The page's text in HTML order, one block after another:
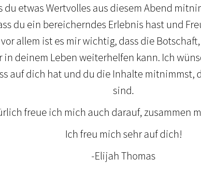
du etwas Wertvolles aus diesem Abend
du ein bereicherndes Erlebnis hast und
allem ist es mir wichtig, dass die
deinem Leben weiterhelfen kann. Ich
auf dich hat und du die Inhalte mitnimmst,
sind.
freue ich mich auch darauf, zusammen
Ich freu mich sehr auf dich!
-Elijah Thomas